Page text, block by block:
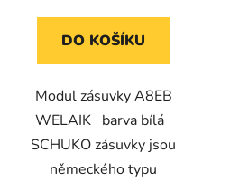
DO KOŠÍKU
Modul zásuvky A8EB
WELAIK barva bílá
SCHUKO zásuvky jsou
německého typu